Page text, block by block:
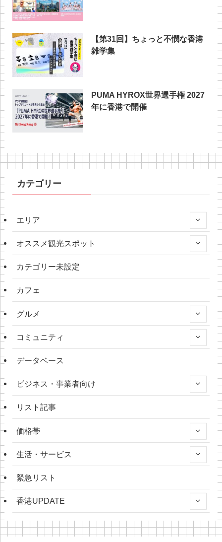
【第31回】ちょっと不憫な香港
雑学集
PUMA HYROX世界選手権 2027
年に香港で開催
カテゴリー
エリア
オススメ観光スポット
カテゴリー未設定
カフェ
グルメ
コミュニティ
データベース
ビジネス・事業者向け
リスト記事
価格帯
生活・サービス
緊急リスト
香港UPDATE